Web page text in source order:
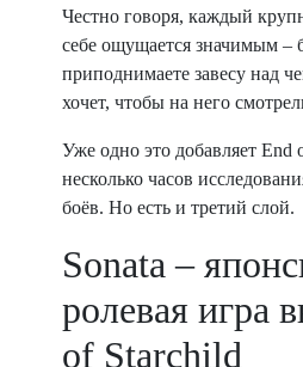
Честно говоря, каждый
себе ощущается значимым –
приподнимаете завесу над
хочет, чтобы на него
Уже одно это добавляет End
несколько часов
боёв. Но есть и третий слой.
Sonata –
ролевая игра
of Starchild